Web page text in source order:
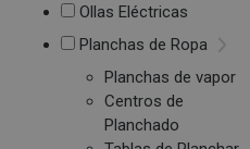
Ollas Eléctricas
Planchas de Ropa
Planchas de vapor
Centros de
Planchado